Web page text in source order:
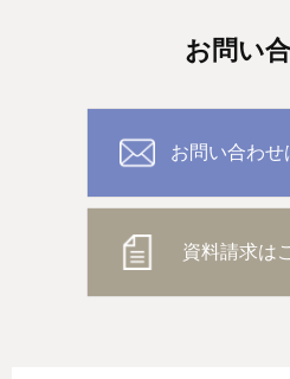
お問い
お問い合わせ
資料請求は